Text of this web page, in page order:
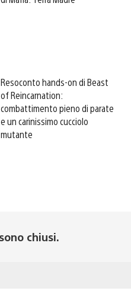
Resoconto hands-on di Beast
of Reincarnation:
combattimento pieno di parate
e un carinissimo cucciolo
mutante
chiusi.